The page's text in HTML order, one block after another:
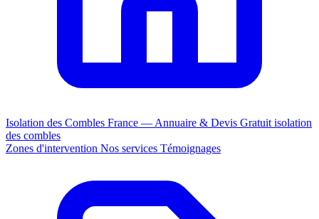
Isolation des Combles France — Annuaire & Devis Gratuit isolation
des combles
Zones d'intervention Nos services Témoignages